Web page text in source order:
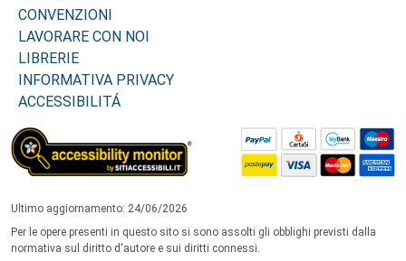
CONVENZIONI
LAVORARE CON NOI
LIBRERIE
INFORMATIVA PRIVACY
ACCESSIBILITÁ
Ultimo aggiornamento: 24/06/2026
Per le opere presenti in questo sito si sono assolti gli obblighi previsti dalla
normativa sul diritto d'autore e sui diritti connessi.